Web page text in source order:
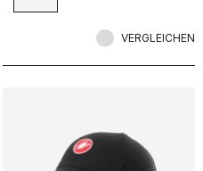
VERGLEICHEN